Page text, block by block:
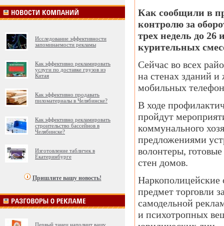
Исследование эффективности
запоминаемости рекламы
Как эффективно рекламировать
услуги по доставке грузов из
Китая
Как эффективно продавать
пиломатериалы в Челябинске?
Как эффективно рекламировать
строительство бассейнов в
Челябинске?
Изготовление табличек в
Екатеринбурге
Пришлите вашу новость!
Первый танец наполнит вашу
Как сообщили в
контролю за
трех недель до
курительных
Сейчас во всех
на стенах зданий
мобильных
В ходе
пройдут
коммунального
предложениями
волонтеры,
стен домов.
Наркополицейские
предмет торговли
самодельной
и психотропных